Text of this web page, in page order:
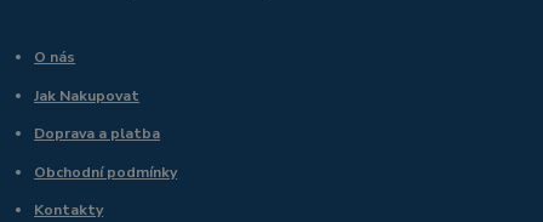
O nás
Jak Nakupovat
Doprava a platba
Obchodní podmínky
Kontakty